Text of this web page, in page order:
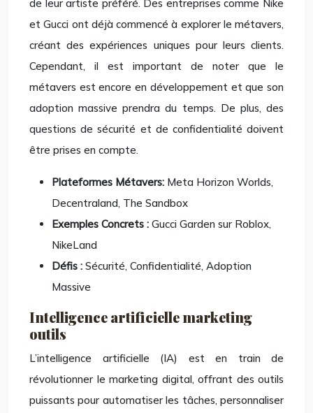
de leur artiste préféré. Des entreprises comme Nike
et Gucci ont déjà commencé à explorer le métavers,
créant des expériences uniques pour leurs clients.
Cependant, il est important de noter que le
métavers est encore en développement et que son
adoption massive prendra du temps. De plus, des
questions de sécurité et de confidentialité doivent
être prises en compte.
Plateformes Métavers: Meta Horizon Worlds,
Decentraland, The Sandbox
Exemples Concrets : Gucci Garden sur Roblox,
NikeLand
Défis : Sécurité, Confidentialité, Adoption
Massive
Intelligence artificielle marketing
outils
L’intelligence artificielle (IA) est en train de
révolutionner le marketing digital, offrant des outils
puissants pour automatiser les tâches, personnaliser